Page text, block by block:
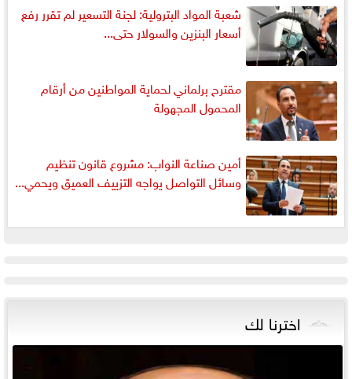
شعبة المواد البترولية: لجنة التسعير لم تقرر رفع
أسعار البنزين والسولار حتى...
مقترح برلماني لحماية المواطنين من أرقام
المحمول المجهولة
أمين صناعة النواب: مشروع قانون تنظيم
وسائل التواصل يواجه التزييف العميق ويحمي...
اخترنا لك